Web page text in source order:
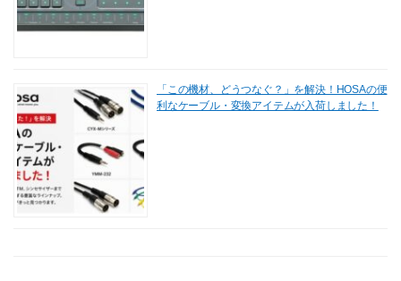
「この機材、どうつなぐ？」を解決！HOSAの便
利なケーブル・変換アイテムが入荷しました！